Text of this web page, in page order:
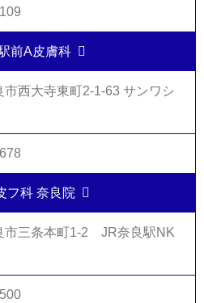
前A皮膚科
市西大寺東町2-1-63 サンワシ
フ科 奈良院
市三条本町1-2 JR奈良駅NK